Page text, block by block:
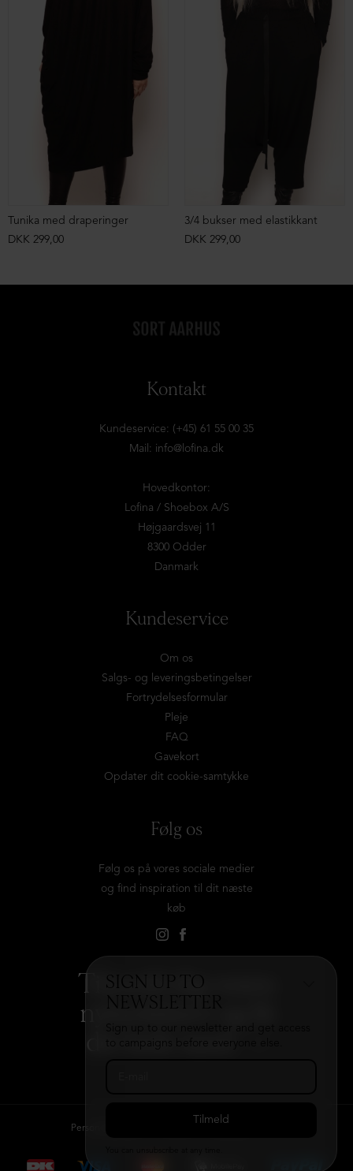
SIGN UP TO
Tunika med draperinger
DKK 299,00
3/4 bukser med elastikkant
DKK 299,00
Kontakt
Kundeservice: (+45) 61 55 00 35
Mail: info@lofina.dk
Hovedkontor:
Lofina / Shoebox A/S
Højgaardsvej 11
8300 Odder
Danmark
Kundeservice
Om os
Salgs- og leveringsbetingelser
Fortrydelsesformular
Pleje
FAQ
Gavekort
Opdater dit cookie-samtykke
Følg os
Følg os på vores sociale medier
og find inspiration til dit næste
køb
Tilmeld dig vores
nyhedsbrev og få
Persondatapolitik